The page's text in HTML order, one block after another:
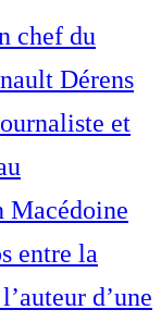
chef du
Dérens
et
Macédoine
entre la
d’une